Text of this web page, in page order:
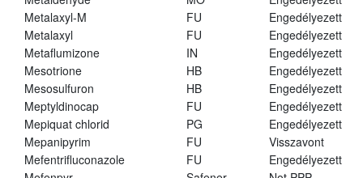
Metalaxyl-M
FU
Engedélyezett
Metalaxyl
FU
Engedélyezett
Metaflumizone
IN
Engedélyezett
Mesotrione
HB
Engedélyezett
Mesosulfuron
HB
Engedélyezett
Meptyldinocap
FU
Engedélyezett
Mepiquat chlorid
PG
Engedélyezett
Mepanipyrim
FU
Visszavont
Mefentrifluconazole
FU
Engedélyezett